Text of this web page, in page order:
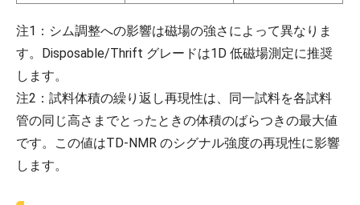
注1：シム調整への影響は磁場の強さによって異なりま
す。Disposable/Thrift グレードは1D 低磁場測定に推奨
します。
注2：試料体積の繰り返し再現性は、同一試料を各試料
管の同じ高さまでとったときの体積のばらつきの最大値
です。この値はTD-NMR のシグナル強度の再現性に影響
します。